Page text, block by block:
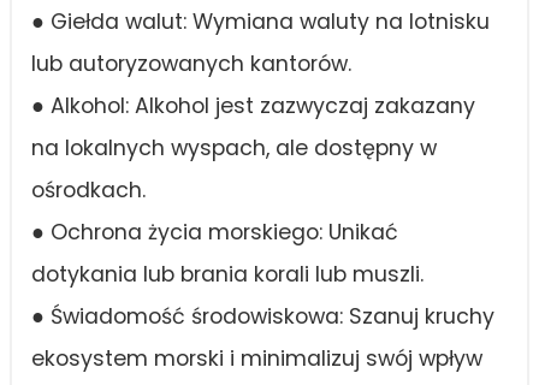
● Giełda walut: Wymiana waluty na lotnisku
lub autoryzowanych kantorów.
● Alkohol: Alkohol jest zazwyczaj zakazany
na lokalnych wyspach, ale dostępny w
ośrodkach.
● Ochrona życia morskiego: Unikać
dotykania lub brania korali lub muszli.
● Świadomość środowiskowa: Szanuj kruchy
ekosystem morski i minimalizuj swój wpływ